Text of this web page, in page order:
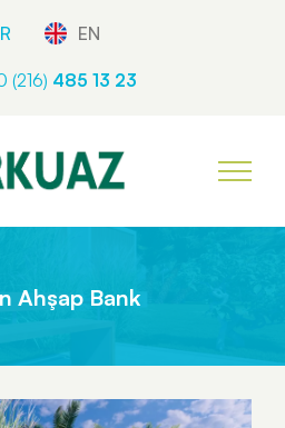
EN
(216) 485 13 23
Ahşap Bank